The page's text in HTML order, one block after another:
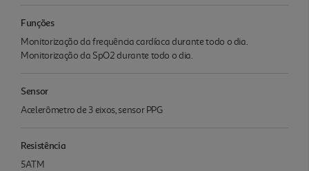
Funções
Monitorização da frequência cardíaca durante todo o dia.
Monitorização da SpO2 durante todo o dia.
Sensor
Acelerômetro de 3 eixos, sensor PPG
Resistência
5ATM